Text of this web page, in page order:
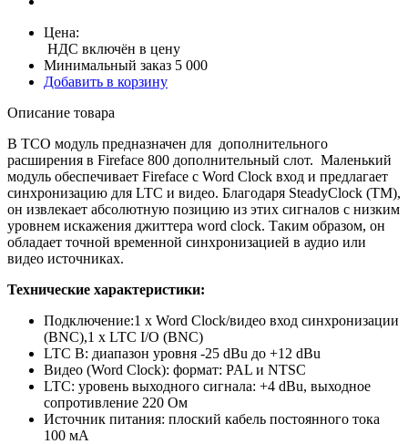
Цена:
НДС включён в цену
Минимальный заказ 5 000
Добавить в корзину
Описание товара
В TCO модуль предназначен для дополнительного
расширения в Fireface 800 дополнительный слот. Маленький
модуль обеспечивает Fireface с Word Clock вход и предлагает
синхронизацию для LTC и видео. Благодаря SteadyClock (TM),
он извлекает абсолютную позицию из этих сигналов с низким
уровнем искажения джиттера word clock. Таким образом, он
обладает точной временной синхронизацией в аудио или
видео источниках.
Технические характеристики:
Подключение:1 x Word Clock/видео вход синхронизации
(BNC),1 x LTC I/O (BNC)
LTC В: диапазон уровня -25 dBu до +12 dBu
Видео (Word Clock): формат: PAL и NTSC
LTC: уровень выходного сигнала: +4 dBu, выходное
сопротивление 220 Ом
Источник питания: плоский кабель постоянного тока
100 мА